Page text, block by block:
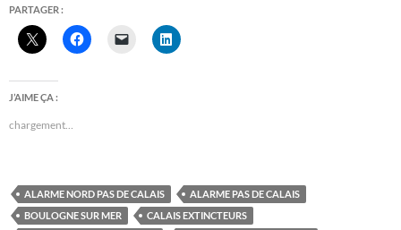
PARTAGER :
J’AIME ÇA :
chargement…
ALARME NORD PAS DE CALAIS
ALARME PAS DE CALAIS
BOULOGNE SUR MER
CALAIS EXTINCTEURS